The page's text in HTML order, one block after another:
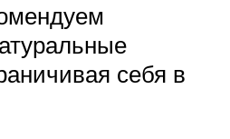
себя в